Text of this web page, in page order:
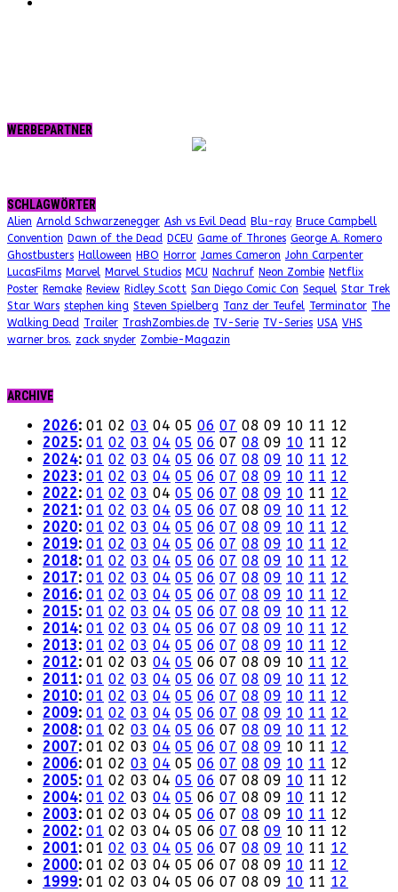
WERBEPARTNER
SCHLAGWÖRTER
Alien Arnold Schwarzenegger Ash vs Evil Dead Blu-ray Bruce Campbell
Convention Dawn of the Dead DCEU Game of Thrones George A. Romero
Ghostbusters Halloween HBO Horror James Cameron John Carpenter
LucasFilms Marvel Marvel Studios MCU Nachruf Neon Zombie Netflix
Poster Remake Review Ridley Scott San Diego Comic Con Sequel Star Trek
Star Wars stephen king Steven Spielberg Tanz der Teufel Terminator The
Walking Dead Trailer TrashZombies.de TV-Serie TV-Series USA VHS
warner bros. zack snyder Zombie-Magazin
ARCHIVE
2026: 01 02 03 04 05 06 07 08 09 10 11 12
2025: 01 02 03 04 05 06 07 08 09 10 11 12
2024: 01 02 03 04 05 06 07 08 09 10 11 12
2023: 01 02 03 04 05 06 07 08 09 10 11 12
2022: 01 02 03 04 05 06 07 08 09 10 11 12
2021: 01 02 03 04 05 06 07 08 09 10 11 12
2020: 01 02 03 04 05 06 07 08 09 10 11 12
2019: 01 02 03 04 05 06 07 08 09 10 11 12
2018: 01 02 03 04 05 06 07 08 09 10 11 12
2017: 01 02 03 04 05 06 07 08 09 10 11 12
2016: 01 02 03 04 05 06 07 08 09 10 11 12
2015: 01 02 03 04 05 06 07 08 09 10 11 12
2014: 01 02 03 04 05 06 07 08 09 10 11 12
2013: 01 02 03 04 05 06 07 08 09 10 11 12
2012: 01 02 03 04 05 06 07 08 09 10 11 12
2011: 01 02 03 04 05 06 07 08 09 10 11 12
2010: 01 02 03 04 05 06 07 08 09 10 11 12
2009: 01 02 03 04 05 06 07 08 09 10 11 12
2008: 01 02 03 04 05 06 07 08 09 10 11 12
2007: 01 02 03 04 05 06 07 08 09 10 11 12
2006: 01 02 03 04 05 06 07 08 09 10 11 12
2005: 01 02 03 04 05 06 07 08 09 10 11 12
2004: 01 02 03 04 05 06 07 08 09 10 11 12
2003: 01 02 03 04 05 06 07 08 09 10 11 12
2002: 01 02 03 04 05 06 07 08 09 10 11 12
2001: 01 02 03 04 05 06 07 08 09 10 11 12
2000: 01 02 03 04 05 06 07 08 09 10 11 12
1999: 01 02 03 04 05 06 07 08 09 10 11 12